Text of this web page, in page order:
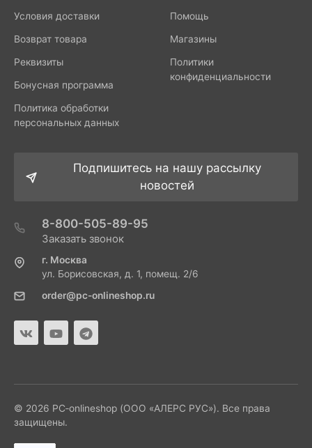
Условия доставки
Возврат товара
Реквизиты
Бонусная программа
Политика обработки
персональных данных
Помощь
Магазины
Политики
конфиденциальности
Подпишитесь на нашу рассылку
новостей
8-800-505-89-95
Заказать звонок
г. Москва
ул. Борисовская, д. 1, помещ. 2/6
order@pc-onlineshop.ru
© 2026 PC‑onlineshop (ООО «АЛЕРС РУС»). Все права
защищены.